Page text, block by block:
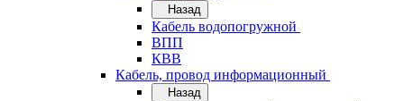
Назад
Кабель водопогружной
ВПП
КВВ
Кабель, провод информационный
Назад